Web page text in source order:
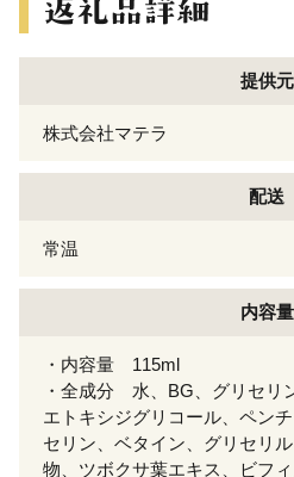
提供元
株式会社マテラ
配送
常温
内容量
・内容量 115ml
・全成分 水、BG、グリセリ
エトキシジグリコール、ペン
セリン、ベタイン、グリセリ
物、ツボクサ葉エキス、ビフ